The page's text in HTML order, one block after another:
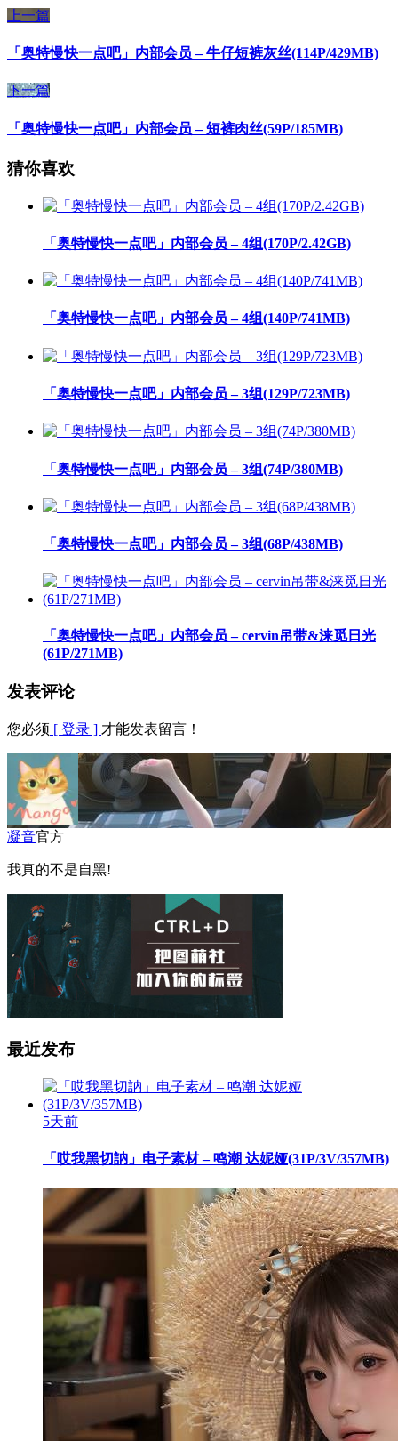
上一篇
「奥特慢快一点吧」内部会员 – 牛仔短裤灰丝(114P/429MB)
下一篇
「奥特慢快一点吧」内部会员 – 短裤肉丝(59P/185MB)
猜你喜欢
「奥特慢快一点吧」内部会员 – 4组(170P/2.42GB)
「奥特慢快一点吧」内部会员 – 4组(140P/741MB)
「奥特慢快一点吧」内部会员 – 3组(129P/723MB)
「奥特慢快一点吧」内部会员 – 3组(74P/380MB)
「奥特慢快一点吧」内部会员 – 3组(68P/438MB)
「奥特慢快一点吧」内部会员 – cervin吊带&涞觅日光
(61P/271MB)
发表评论
您必须 [ 登录 ] 才能发表留言！
凝音官方
我真的不是自黑!
最近发布
5天前
「哎我黑切訥」电子素材 – 鸣潮 达妮娅(31P/3V/357MB)